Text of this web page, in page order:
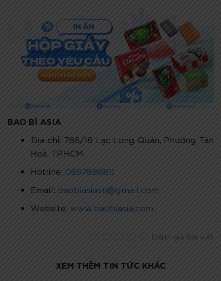
BAO BÌ ASIA
Địa chỉ: 766/18 Lạc Long Quân, Phường Tân
Hoà, TP.HCM
Hotline:0867886811
Email: baobiasiavn@gmail.com
Website: www.baobiasia.com
Đánh giá bài viết
XEM THÊM TIN TỨC KHÁC